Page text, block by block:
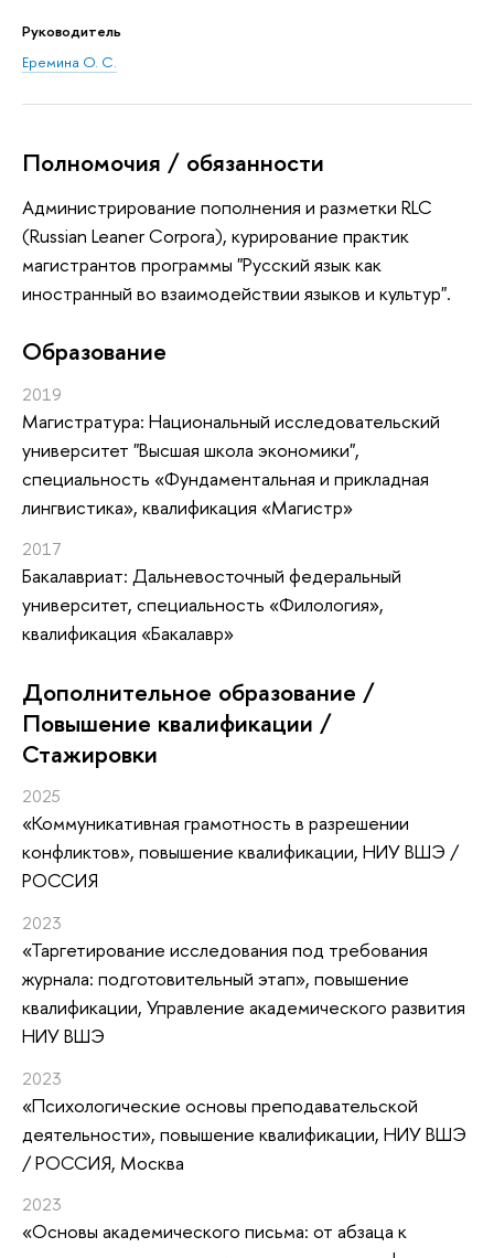
Руководитель
Еремина О. С.
Полномочия / обязанности
Администрирование пополнения и разметки RLC
(Russian Leaner Corpora), курирование практик
магистрантов программы "Русский язык как
иностранный во взаимодействии языков и культур".
Oбразование
2019
Магистратура: Национальный исследовательский
университет "Высшая школа экономики",
специальность «Фундаментальная и прикладная
лингвистика», квалификация «Магистр»
2017
Бакалавриат: Дальневосточный федеральный
университет, специальность «Филология»,
квалификация «Бакалавр»
Дополнительное образование /
Повышение квалификации /
Стажировки
2025
«Коммуникативная грамотность в разрешении
конфликтов», повышение квалификации, НИУ ВШЭ /
РОССИЯ
2023
«Таргетирование исследования под требования
журнала: подготовительный этап», повышение
квалификации, Управление академического развития
НИУ ВШЭ
2023
«Психологические основы преподавательской
деятельности», повышение квалификации, НИУ ВШЭ
/ РОССИЯ, Москва
2023
«Основы академического письма: от абзаца к